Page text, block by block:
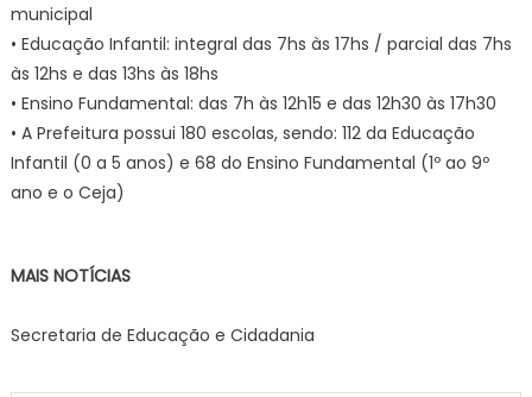
municipal
• Educação Infantil: integral das 7hs às 17hs / parcial das 7hs
às 12hs e das 13hs às 18hs
• Ensino Fundamental: das 7h às 12h15 e das 12h30 às 17h30
• A Prefeitura possui 180 escolas, sendo: 112 da Educação
Infantil (0 a 5 anos) e 68 do Ensino Fundamental (1º ao 9º
ano e o Ceja)
MAIS NOTÍCIAS
Secretaria de Educação e Cidadania